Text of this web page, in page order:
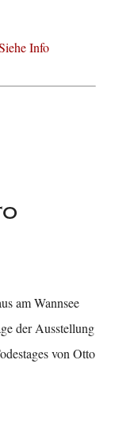
Info
am Wannsee
der Ausstellung
von Otto